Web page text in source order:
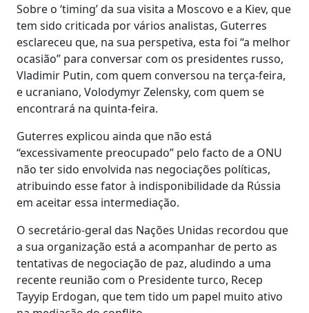
Sobre o ‘timing’ da sua visita a Moscovo e a Kiev, que
tem sido criticada por vários analistas, Guterres
esclareceu que, na sua perspetiva, esta foi “a melhor
ocasião” para conversar com os presidentes russo,
Vladimir Putin, com quem conversou na terça-feira,
e ucraniano, Volodymyr Zelensky, com quem se
encontrará na quinta-feira.
Guterres explicou ainda que não está
“excessivamente preocupado” pelo facto de a ONU
não ter sido envolvida nas negociações políticas,
atribuindo esse fator à indisponibilidade da Rússia
em aceitar essa intermediação.
O secretário-geral das Nações Unidas recordou que
a sua organização está a acompanhar de perto as
tentativas de negociação de paz, aludindo a uma
recente reunião com o Presidente turco, Recep
Tayyip Erdogan, que tem tido um papel muito ativo